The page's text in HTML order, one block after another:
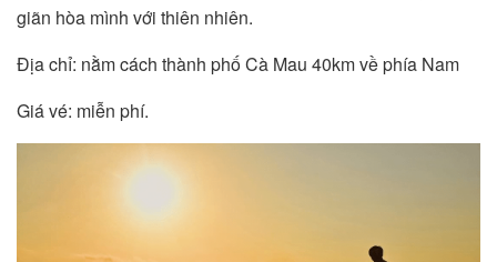
giãn hòa mình với thiên nhiên.
Địa chỉ: nằm cách thành phố Cà Mau 40km về phía Nam
Giá vé: miễn phí.